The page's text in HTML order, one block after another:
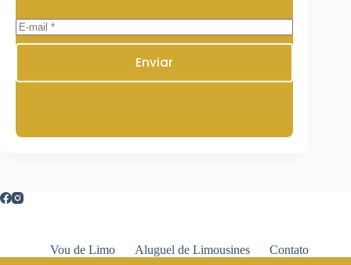
Enviar
Vou de Limo Aluguel de Limousines Contato